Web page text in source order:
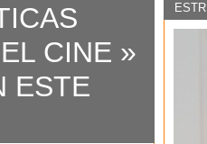
CINE »
ESTE